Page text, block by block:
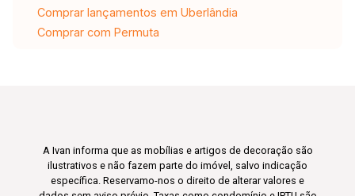
Comprar lançamentos em Uberlândia
Comprar com Permuta
A Ivan informa que as mobílias e artigos de decoração são
ilustrativos e não fazem parte do imóvel, salvo indicação
específica. Reservamo-nos o direito de alterar valores e